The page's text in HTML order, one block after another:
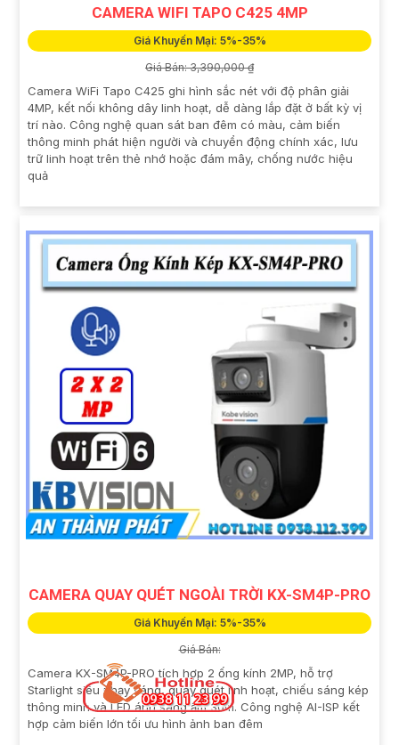
CAMERA WIFI TAPO C425 4MP
Giá Khuyến Mại: 5%-35%
Giá Bán: 3,390,000 ₫
Camera WiFi Tapo C425 ghi hình sắc nét với độ phân giải
4MP, kết nối không dây linh hoạt, dễ dàng lắp đặt ở bất kỳ vị
trí nào. Công nghệ quan sát ban đêm có màu, cảm biến
thông minh phát hiện người và chuyển động chính xác, lưu
trữ linh hoạt trên thẻ nhớ hoặc đám mây, chống nước hiệu
quả
CAMERA QUAY QUÉT NGOÀI TRỜI KX-SM4P-PRO
Giá Khuyến Mại: 5%-35%
Giá Bán:
Camera KX-SM4P-PRO tích hợp 2 ống kính 2MP, hỗ trợ
Starlight siêu nhạy sáng, quay quét linh hoạt, chiếu sáng kép
thông minh và LED ánh sáng ấm 30m. Công nghệ AI-ISP kết
hợp cảm biến lớn tối ưu hình ảnh ban đêm